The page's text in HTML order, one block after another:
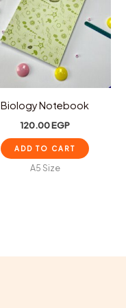
Biology Notebook
120.00EGP
ADD TO CART
A5 Size